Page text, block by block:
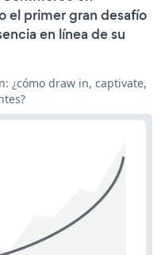
el primer gran desafío
en línea de su
¿cómo draw in, captivate,